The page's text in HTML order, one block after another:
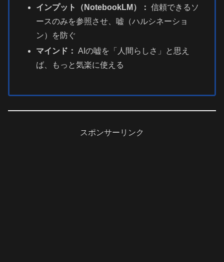
インプット（NotebookLM）： 信頼できるソ
ースのみを参照させ、嘘（ハルシネーショ
ン）を防ぐ
マインド： AIの嘘を「人間らしさ」と思え
ば、もっと気楽に使える
スポンサーリンク